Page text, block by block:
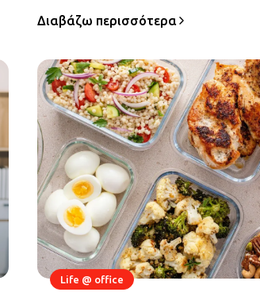
Διαβάζω περισσότερα
Life @ office